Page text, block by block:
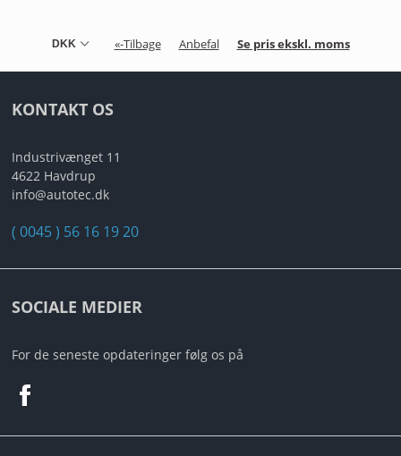
«-Tilbage Anbefal Se pris ekskl. moms
KONTAKT OS
Industrivænget 11
4622 Havdrup
info@autotec.dk
( 0045 ) 56 16 19 20
SOCIALE MEDIER
For de seneste opdateringer følg os på